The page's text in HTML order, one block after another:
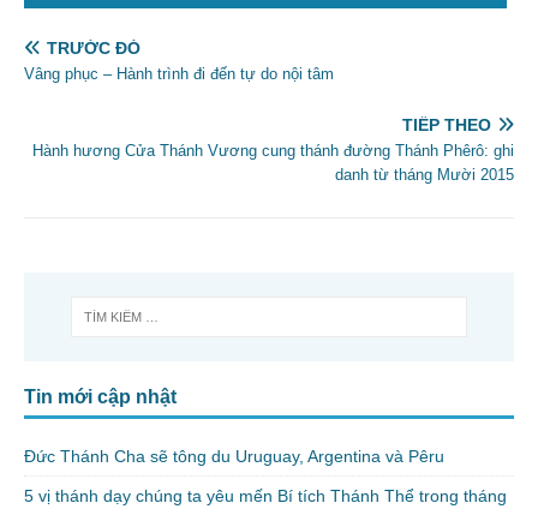
TRƯỚC ĐÓ
Vâng phục – Hành trình đi đến tự do nội tâm
TIẾP THEO
Hành hương Cửa Thánh Vương cung thánh đường Thánh Phêrô: ghi
danh từ tháng Mười 2015
Tin mới cập nhật
Đức Thánh Cha sẽ tông du Uruguay, Argentina và Pêru
5 vị thánh dạy chúng ta yêu mến Bí tích Thánh Thể trong tháng